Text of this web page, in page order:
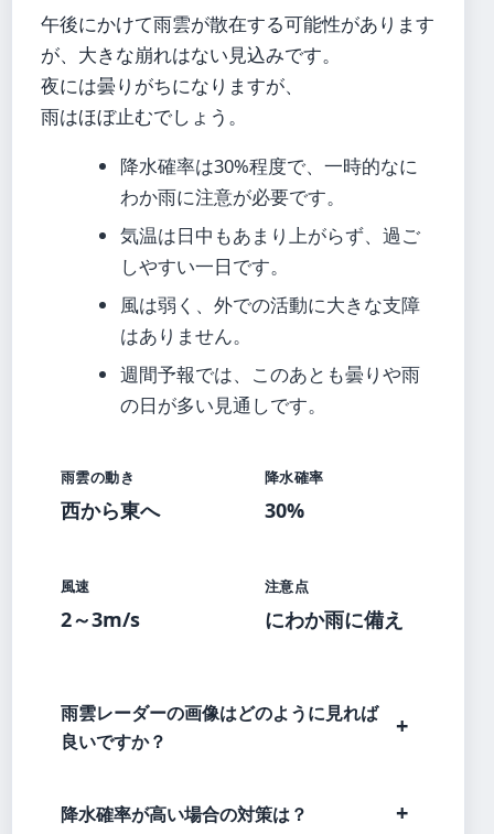
午後にかけて雨雲が散在する可能性があります
が、大きな崩れはない見込みです。
夜には曇りがちになりますが、
雨はほぼ止むでしょう。
降水確率は30%程度で、一時的なに
わか雨に注意が必要です。
気温は日中もあまり上がらず、過ご
しやすい一日です。
風は弱く、外での活動に大きな支障
はありません。
週間予報では、このあとも曇りや雨
の日が多い見通しです。
雨雲の動き
西から東へ
降水確率
30%
風速
2～3m/s
注意点
にわか雨に備え
雨雲レーダーの画像はどのように見れば
良いですか？
降水確率が高い場合の対策は？